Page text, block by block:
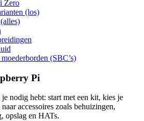
Zero
(los)
(SBC’s)
Pi
nodig hebt: start met een kit, kies je
accessoires zoals behuizingen,
opslag en HATs.